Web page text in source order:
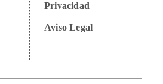
Privacidad
Aviso Legal